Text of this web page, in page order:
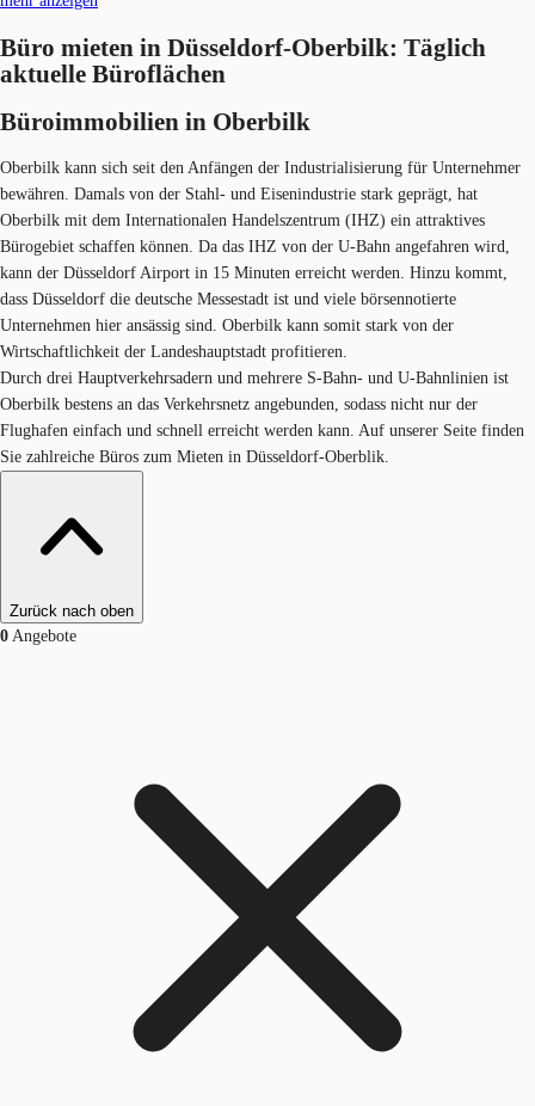
Büro mieten in Düsseldorf-Oberbilk: Täglich
aktuelle Büroflächen
Büroimmobilien in Oberbilk
Oberbilk kann sich seit den Anfängen der Industrialisierung für Unternehmer
bewähren. Damals von der Stahl- und Eisenindustrie stark geprägt, hat
Oberbilk mit dem Internationalen Handelszentrum (IHZ) ein attraktives
Bürogebiet schaffen können. Da das IHZ von der U-Bahn angefahren wird,
kann der Düsseldorf Airport in 15 Minuten erreicht werden. Hinzu kommt,
dass Düsseldorf die deutsche Messestadt ist und viele börsennotierte
Unternehmen hier ansässig sind. Oberbilk kann somit stark von der
Wirtschaftlichkeit der Landeshauptstadt profitieren.
Durch drei Hauptverkehrsadern und mehrere S-Bahn- und U-Bahnlinien ist
Oberbilk bestens an das Verkehrsnetz angebunden, sodass nicht nur der
Flughafen einfach und schnell erreicht werden kann. Auf unserer Seite finden
Sie zahlreiche Büros zum Mieten in Düsseldorf-Oberblik.
Zurück nach oben
0 Angebote